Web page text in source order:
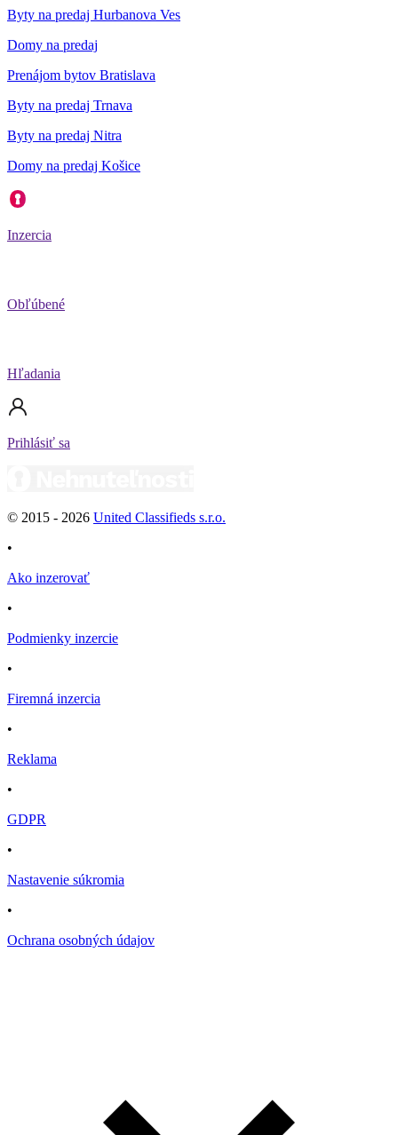
Byty na predaj Hurbanova Ves
Domy na predaj
Prenájom bytov Bratislava
Byty na predaj Trnava
Byty na predaj Nitra
Domy na predaj Košice
Inzercia
Obľúbené
Hľadania
Prihlásiť sa
© 2015 - 2026 United Classifieds s.r.o.
•
Ako inzerovať
•
Podmienky inzercie
•
Firemná inzercia
•
Reklama
•
GDPR
•
Nastavenie súkromia
•
Ochrana osobných údajov